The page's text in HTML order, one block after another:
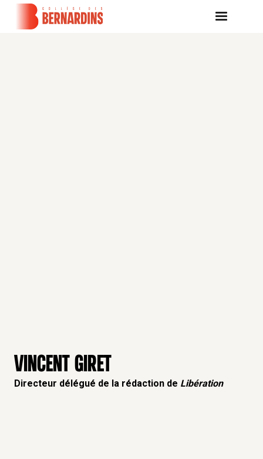
VINCENT GIRET
Directeur délégué de la rédaction de Libération